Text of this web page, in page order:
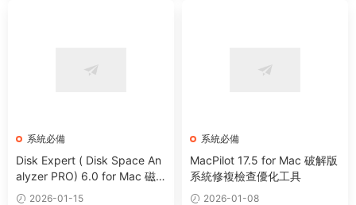
系統必備
Disk Expert ( Disk Space An
alyzer PRO) 6.0 for Mac 磁
盤分析管理清理工具
2026-01-15
系統必備
MacPilot 17.5 for Mac 破解版
系統修複檢查優化工具
2026-01-08